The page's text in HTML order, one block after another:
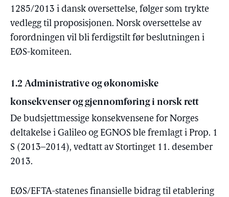
1285/2013 i dansk oversettelse, følger som trykte
vedlegg til proposisjonen. Norsk oversettelse av
forordningen vil bli ferdigstilt før beslutningen i
EØS-komiteen.
1.2 Administrative og økonomiske
konsekvenser og gjennomføring i norsk rett
De budsjettmessige konsekvensene for Norges
deltakelse i Galileo og EGNOS ble fremlagt i Prop. 1
S (2013–2014), vedtatt av Stortinget 11. desember
2013.
EØS/EFTA-statenes finansielle bidrag til etablering